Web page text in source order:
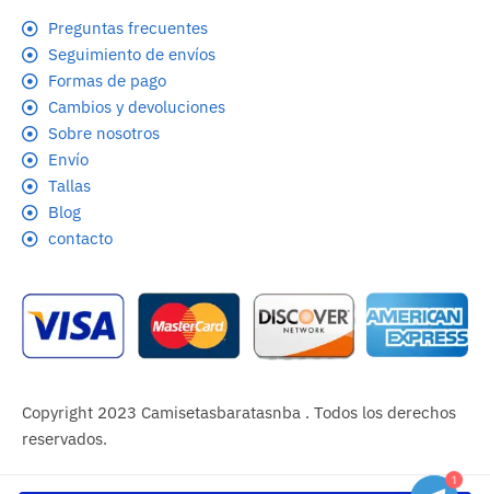
Preguntas frecuentes
Seguimiento de envíos
Formas de pago
Cambios y devoluciones
Sobre nosotros
Envío
Tallas
Blog
contacto
Copyright 2023 Camisetasbaratasnba . Todos los derechos
reservados.
1